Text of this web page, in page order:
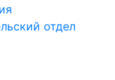
отдел